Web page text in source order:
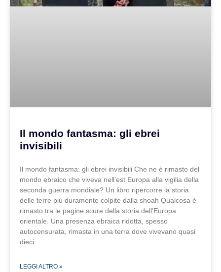
Il mondo fantasma: gli ebrei
invisibili
Il mondo fantasma: gli ebrei invisibili Che ne è rimasto del
mondo ebraico che viveva nell’est Europa alla vigilia della
seconda guerra mondiale? Un libro ripercorre la storia
delle terre più duramente colpite dalla shoah Qualcosa è
rimasto tra le pagine scure della storia dell’Europa
orientale. Una presenza ebraica ridotta, spesso
autocensurata, rimasta in una terra dove vivevano quasi
dieci
LEGGI ALTRO »